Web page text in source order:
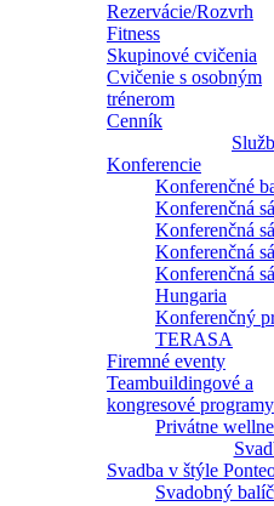
Rezervácie/Rozvrh
Fitness
Skupinové cvičenia
Cvičenie s osobným
trénerom
Cenník
Konferencie
Konferenčné
Konferenčná
Konferenčná
Konferenčná
Konferenčná
Hungaria
Konferenčný
TERASA
Firemné eventy
Teambuildingové a
kongresové programy
Privátne
Svadba v štýle
Svadobný